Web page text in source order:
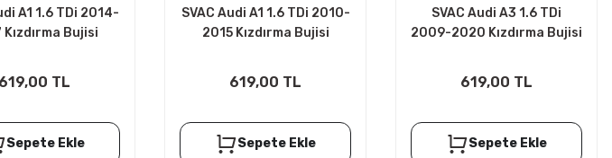
A1 1.6 TDi 2014-
Kızdırma Bujisi
619,00 TL
Sepete Ekle
SVAC Audi A1 1.6 TDi 2010-
2015 Kızdırma Bujisi
619,00 TL
Sepete Ekle
SVAC Audi A3 1.6 TDi
2009-2020 Kızdırma Bujisi
619,00 TL
Sepete Ekle